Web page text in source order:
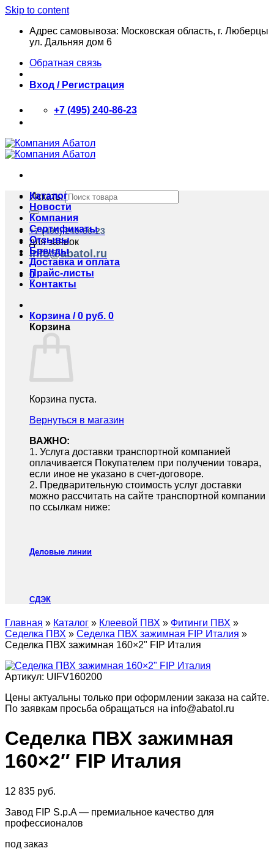
Skip to content
Адрес самовывоза: Московская область, г. Люберцы
ул. Дальняя дом 6
Обратная связь
Вход / Регистрация
+7 (495) 240-86-23
Искать:
+7 (495) 240-86-23
для заявок
info@abatol.ru
0
Каталог
Новости
Компания
Сертификаты
Отзывы
Бренды
Доставка и оплата
Прайс-листы
Контакты
Корзина /0 руб. 0
Корзина
Корзина пуста.
Вернуться в магазин
ВАЖНО:
1.⁠ ⁠Услуга доставки транспортной компанией
оплачивается Покупателем при получении товара,
если иное не указано в счет-договоре.
2.⁠ ⁠Предварительную стоимость услуг доставки
можно рассчитать на сайте транспортной компании
по ссылкам ниже:
Деловые линии
СДЭК
Главная » Каталог » Клеевой ПВХ » Фитинги ПВХ »
Седелка ПВХ » Седелка ПВХ зажимная FIP Италия »
Седелка ПВХ зажимная 160×2" FIP Италия
Артикул: UIFV160200
Цены актуальны только при оформлении заказа на сайте.
По заявкам просьба обращаться на info@abatol.ru
Седелка ПВХ зажимная
160×2″ FIP Италия
12 835 руб.
Завод FIP S.p.A — премиальное качество для
профессионалов
под заказ